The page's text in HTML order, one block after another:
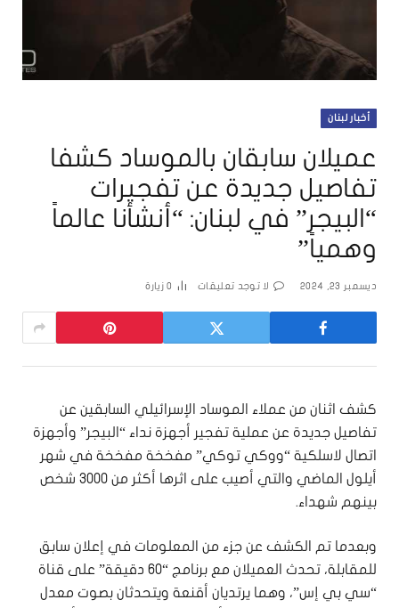
أخبار لبنان
عميلان سابقان بالموساد كشفا
تفاصيل جديدة عن تفجيرات
“البيجر” في لبنان: “أنشأنا عالماً
وهمياً”
ديسمبر 23, 2024 لا توجد تعليقات 0 زيارة
كشف اثنان من عملاء الموساد الإسرائيلي السابقين عن
تفاصيل جديدة عن عملية تفجير أجهزة نداء “البيجر” وأجهزة
اتصال لاسلكية “ووكي توكي” مفخخة مفخخة في شهر
أيلول الماضي والتي أصيب على اثرها أكثر من 3000 شخص
بينهم شهداء.
وبعدما تم الكشف عن جزء من المعلومات في إعلان سابق
للمقابلة، تحدث العميلان مع برنامج “60 دقيقة” على قناة
“سي بي إس”، وهما يرتديان أقنعة ويتحدثان بصوت معدل